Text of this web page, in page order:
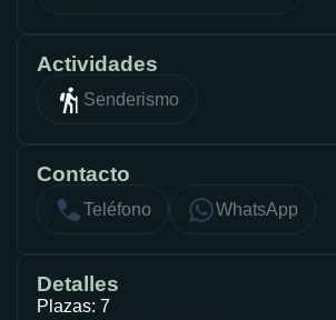
Actividades
Senderismo
Contacto
Teléfono WhatsApp
Detalles
Plazas: 7